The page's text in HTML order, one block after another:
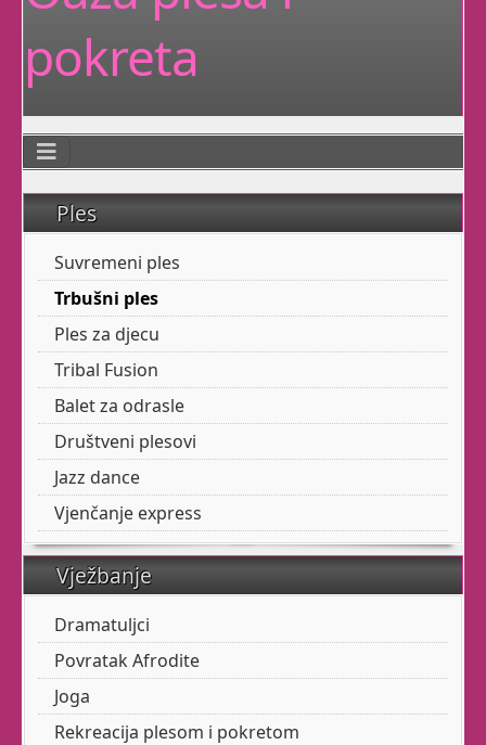
Ples za vaše
Udruga Pokretkroz igru
ravnotežu i snagu
Zen Yoga
stanaj tijela,
jogom liječe ili ublažuju razne vrste
poput nesanice i astme.
ženstvenost
pokreta
Ples
Suvremeni ples
Trbušni ples
Ples za djecu
Tribal Fusion
Balet za odrasle
Društveni plesovi
Jazz dance
Vjenčanje express
Vježbanje
Dramatuljci
Povratak Afrodite
Joga
Rekreacija plesom i pokretom